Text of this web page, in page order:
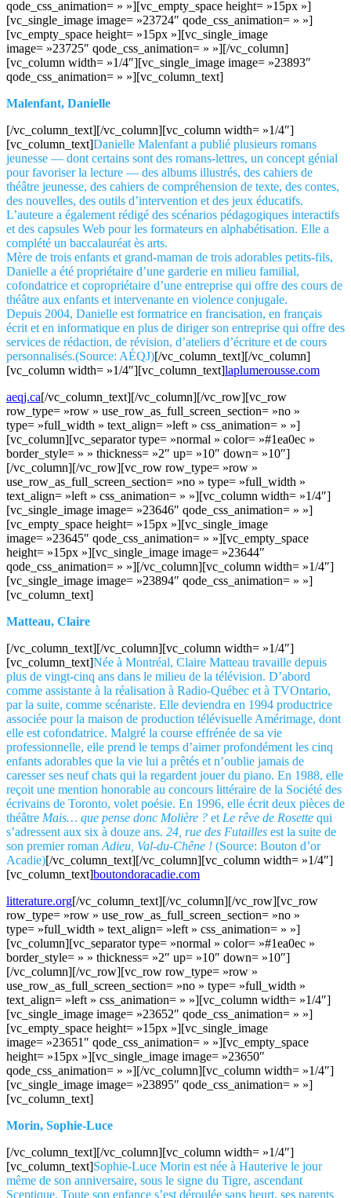
qode_css_animation= » »][vc_empty_space height= »15px »]
[vc_single_image image= »23724″ qode_css_animation= » »]
[vc_empty_space height= »15px »][vc_single_image
image= »23725″ qode_css_animation= » »][/vc_column]
[vc_column width= »1/4″][vc_single_image image= »23893″
qode_css_animation= » »][vc_column_text]
Malenfant, Danielle
[/vc_column_text][/vc_column][vc_column width= »1/4″]
[vc_column_text]Danielle Malenfant a publié plusieurs romans
jeunesse — dont certains sont des romans-lettres, un concept génial
pour favoriser la lecture — des albums illustrés, des cahiers de
théâtre jeunesse, des cahiers de compréhension de texte, des contes,
des nouvelles, des outils d’intervention et des jeux éducatifs.
L’auteure a également rédigé des scénarios pédagogiques interactifs
et des capsules Web pour les formateurs en alphabétisation. Elle a
complété un baccalauréat ès arts.
Mère de trois enfants et grand-maman de trois adorables petits-fils,
Danielle a été propriétaire d’une garderie en milieu familial,
cofondatrice et copropriétaire d’une entreprise qui offre des cours de
théâtre aux enfants et intervenante en violence conjugale.
Depuis 2004, Danielle est formatrice en francisation, en français
écrit et en informatique en plus de diriger son entreprise qui offre des
services de rédaction, de révision, d’ateliers d’écriture et de cours
personnalisés.(Source: AÉQJ)[/vc_column_text][/vc_column]
[vc_column width= »1/4″][vc_column_text]laplumerousse.com
aeqj.ca[/vc_column_text][/vc_column][/vc_row][vc_row
row_type= »row » use_row_as_full_screen_section= »no »
type= »full_width » text_align= »left » css_animation= » »]
[vc_column][vc_separator type= »normal » color= »#1ea0ec »
border_style= » » thickness= »2″ up= »10″ down= »10″]
[/vc_column][/vc_row][vc_row row_type= »row »
use_row_as_full_screen_section= »no » type= »full_width »
text_align= »left » css_animation= » »][vc_column width= »1/4″]
[vc_single_image image= »23646″ qode_css_animation= » »]
[vc_empty_space height= »15px »][vc_single_image
image= »23645″ qode_css_animation= » »][vc_empty_space
height= »15px »][vc_single_image image= »23644″
qode_css_animation= » »][/vc_column][vc_column width= »1/4″]
[vc_single_image image= »23894″ qode_css_animation= » »]
[vc_column_text]
Matteau, Claire
[/vc_column_text][/vc_column][vc_column width= »1/4″]
[vc_column_text]Née à Montréal, Claire Matteau travaille depuis
plus de vingt-cinq ans dans le milieu de la télévision. D’abord
comme assistante à la réalisation à Radio-Québec et à TVOntario,
par la suite, comme scénariste. Elle deviendra en 1994 productrice
associée pour la maison de production télévisuelle Amérimage, dont
elle est cofondatrice. Malgré la course effrénée de sa vie
professionnelle, elle prend le temps d’aimer profondément les cinq
enfants adorables que la vie lui a prêtés et n’oublie jamais de
caresser ses neuf chats qui la regardent jouer du piano. En 1988, elle
reçoit une mention honorable au concours littéraire de la Société des
écrivains de Toronto, volet poésie. En 1996, elle écrit deux pièces de
théâtre Mais… que pense donc Molière ? et Le rêve de Rosette qui
s’adressent aux six à douze ans. 24, rue des Futailles est la suite de
son premier roman Adieu, Val-du-Chêne ! (Source: Bouton d’or
Acadie)[/vc_column_text][/vc_column][vc_column width= »1/4″]
[vc_column_text]boutondoracadie.com
litterature.org[/vc_column_text][/vc_column][/vc_row][vc_row
row_type= »row » use_row_as_full_screen_section= »no »
type= »full_width » text_align= »left » css_animation= » »]
[vc_column][vc_separator type= »normal » color= »#1ea0ec »
border_style= » » thickness= »2″ up= »10″ down= »10″]
[/vc_column][/vc_row][vc_row row_type= »row »
use_row_as_full_screen_section= »no » type= »full_width »
text_align= »left » css_animation= » »][vc_column width= »1/4″]
[vc_single_image image= »23652″ qode_css_animation= » »]
[vc_empty_space height= »15px »][vc_single_image
image= »23651″ qode_css_animation= » »][vc_empty_space
height= »15px »][vc_single_image image= »23650″
qode_css_animation= » »][/vc_column][vc_column width= »1/4″]
[vc_single_image image= »23895″ qode_css_animation= » »]
[vc_column_text]
Morin, Sophie-Luce
[/vc_column_text][/vc_column][vc_column width= »1/4″]
[vc_column_text]Sophie-Luce Morin est née à Hauterive le jour
même de son anniversaire, sous le signe du Tigre, ascendant
Sceptique. Toute son enfance s’est déroulée sans heurt, ses parents